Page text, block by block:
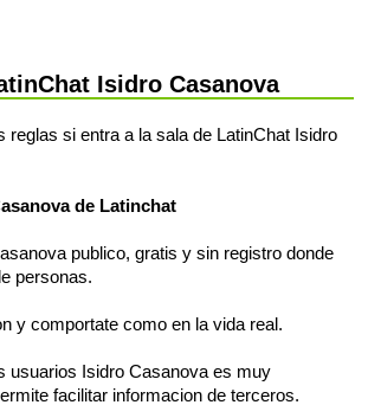
Isidro Casanova
reglas si entra a la sala de LatinChat Isidro
de Latinchat
publico, gratis y sin registro donde
personas.
y comportate como en la vida real.
usuarios Isidro Casanova es muy
facilitar informacion de terceros.